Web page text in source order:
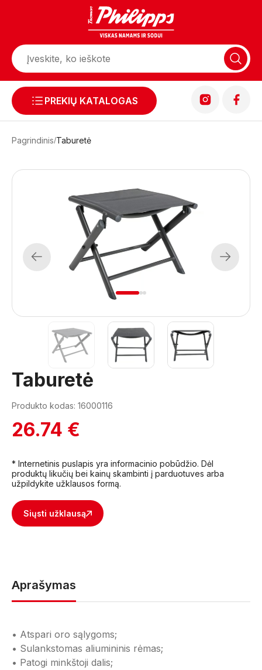
PREKIŲ KATALOGAS
Pagrindinis Taburetė
Previous Next
1 23
Taburetė
Produkto kodas: 16000116
26.74 €
* Internetinis puslapis yra informacinio pobūdžio. Dėl
produktų likučių bei kainų skambinti į parduotuves arba
užpildykite užklausos formą.
Siųsti užklausą
Aprašymas
• Atspari oro sąlygoms;
• Sulankstomas aliumininis rėmas;
• Patogi minkštoji dalis;